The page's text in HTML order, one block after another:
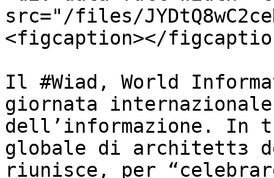
src="/files/
<figcaption></
Il #Wiad, World
giornata
dell’informazione. In
globale di architettɜ
riunisce, per